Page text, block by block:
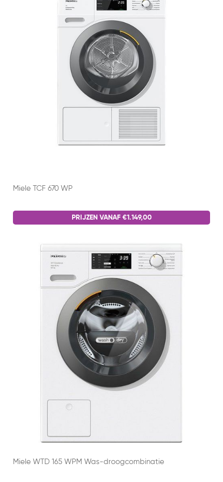
Miele TCF 670 WP
PRIJZEN VANAF €1.149,00
Miele WTD 165 WPM Was-droogcombinatie